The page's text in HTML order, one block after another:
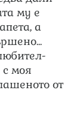
му е
а
моя
от